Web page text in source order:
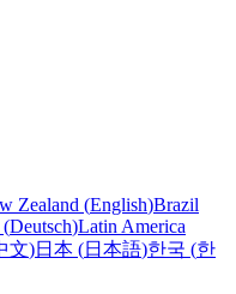
Zealand (English)Brazil
(Deutsch)Latin America
文)日本 (日本語)한국 (한